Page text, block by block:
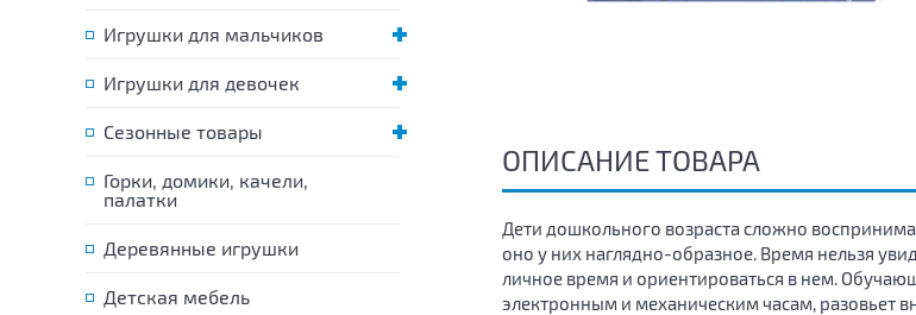
Игрушки для мальчиков
Игрушки для девочек
Сезонные товары
Горки, домики, качели,
палатки
Деревянные игрушки
Детская мебель
ОПИСАНИЕ ТОВАРА
Дети дошкольного возраста сложно
оно у них наглядно-образное. Время нельзя
личное время и ориентироваться в нем.
электронным и механическим часам, разовьет